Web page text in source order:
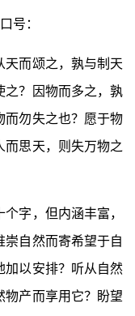
号：
而颂之，孰与制天
之？因物而多之，孰
而勿失之也？愿于物
而思天，则失万物之
字，但内涵丰富，
崇自然而寄希望于自
加以安排？听从自然
物产而享用它？盼望